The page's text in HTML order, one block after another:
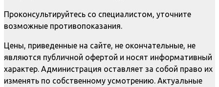
Проконсультируйтесь со специалистом, уточните
возможные противопоказания.
Цены, приведенные на сайте, не окончательные, не
являются публичной офертой и носят информативный
характер. Администрация оставляет за собой право их
изменять по собственному усмотрению. Актуальные